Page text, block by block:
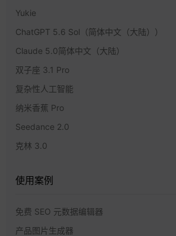
Yukie
ChatGPT 5.6 Sol（简体中文（大陆））
Claude 5.0简体中文（大陆）
双子座 3.1 Pro
复杂性人工智能
纳米香蕉 Pro
Seedance 2.0
克林 3.0
使用案例
免费 SEO 元数据编辑器
产品图片生成器